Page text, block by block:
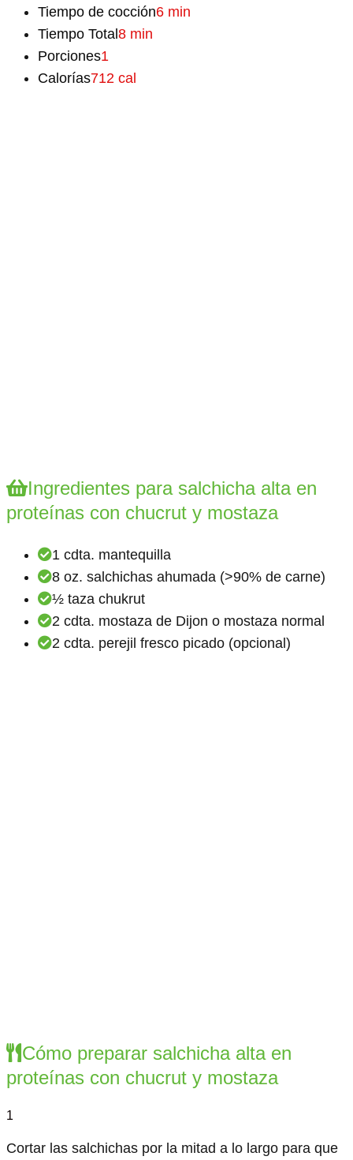
Tiempo de cocción6 min
Tiempo Total8 min
Porciones1
Calorías712 cal
Ingredientes para salchicha alta en
proteínas con chucrut y mostaza
1 cdta. mantequilla
8 oz. salchichas ahumada (>90% de carne)
½ taza chukrut
2 cdta. mostaza de Dijon o mostaza normal
2 cdta. perejil fresco picado (opcional)
Cómo preparar salchicha alta en
proteínas con chucrut y mostaza
1
Cortar las salchichas por la mitad a lo largo para que